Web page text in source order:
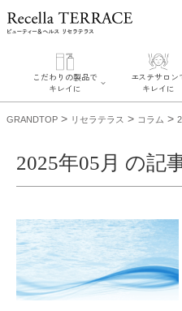
こだわりの製品で
キレイに
でキレイに
SERIES#01 私た
ちについて
SERIES#02 水へ
のこだわり
SERIES#03 無
添加化粧品につ
いて
エステサロン
キレイに
リフティン
定者在籍サ
を探す
肌改善のプ
いるサロン
す
GRANDTOP > リセラテラス > コラム >
2025年05月 の記